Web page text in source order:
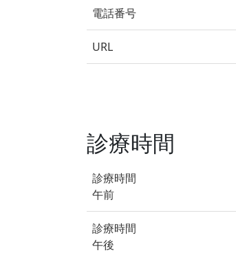
電話番号
URL
診療時間
診療時間
午前
診療時間
午後